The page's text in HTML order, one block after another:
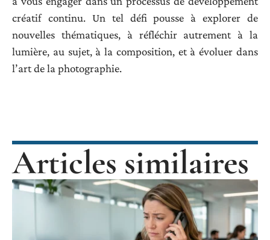
créatif continu. Un tel défi pousse à explorer de
nouvelles thématiques, à réfléchir autrement à la
lumière, au sujet, à la composition, et à évoluer dans
l’art de la photographie.
Articles similaires